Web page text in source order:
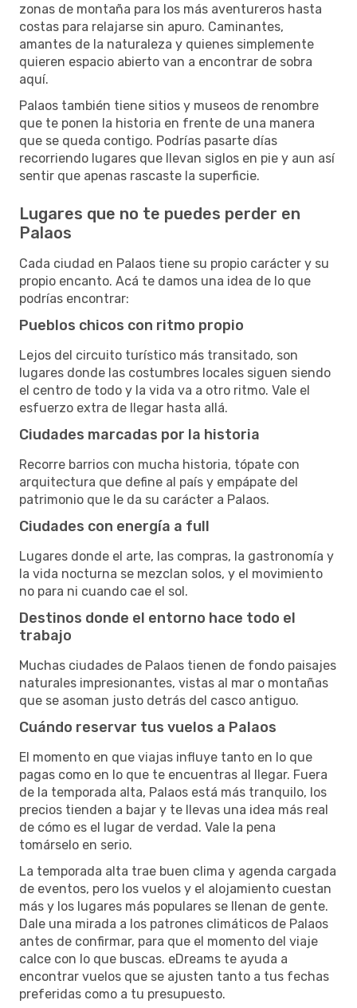
zonas de montaña para los más aventureros hasta
costas para relajarse sin apuro. Caminantes,
amantes de la naturaleza y quienes simplemente
quieren espacio abierto van a encontrar de sobra
aquí.
Palaos también tiene sitios y museos de renombre
que te ponen la historia en frente de una manera
que se queda contigo. Podrías pasarte días
recorriendo lugares que llevan siglos en pie y aun así
sentir que apenas rascaste la superficie.
Lugares que no te puedes perder en
Palaos
Cada ciudad en Palaos tiene su propio carácter y su
propio encanto. Acá te damos una idea de lo que
podrías encontrar:
Pueblos chicos con ritmo propio
Lejos del circuito turístico más transitado, son
lugares donde las costumbres locales siguen siendo
el centro de todo y la vida va a otro ritmo. Vale el
esfuerzo extra de llegar hasta allá.
Ciudades marcadas por la historia
Recorre barrios con mucha historia, tópate con
arquitectura que define al país y empápate del
patrimonio que le da su carácter a Palaos.
Ciudades con energía a full
Lugares donde el arte, las compras, la gastronomía y
la vida nocturna se mezclan solos, y el movimiento
no para ni cuando cae el sol.
Destinos donde el entorno hace todo el
trabajo
Muchas ciudades de Palaos tienen de fondo paisajes
naturales impresionantes, vistas al mar o montañas
que se asoman justo detrás del casco antiguo.
Cuándo reservar tus vuelos a Palaos
El momento en que viajas influye tanto en lo que
pagas como en lo que te encuentras al llegar. Fuera
de la temporada alta, Palaos está más tranquilo, los
precios tienden a bajar y te llevas una idea más real
de cómo es el lugar de verdad. Vale la pena
tomárselo en serio.
La temporada alta trae buen clima y agenda cargada
de eventos, pero los vuelos y el alojamiento cuestan
más y los lugares más populares se llenan de gente.
Dale una mirada a los patrones climáticos de Palaos
antes de confirmar, para que el momento del viaje
calce con lo que buscas. eDreams te ayuda a
encontrar vuelos que se ajusten tanto a tus fechas
preferidas como a tu presupuesto.